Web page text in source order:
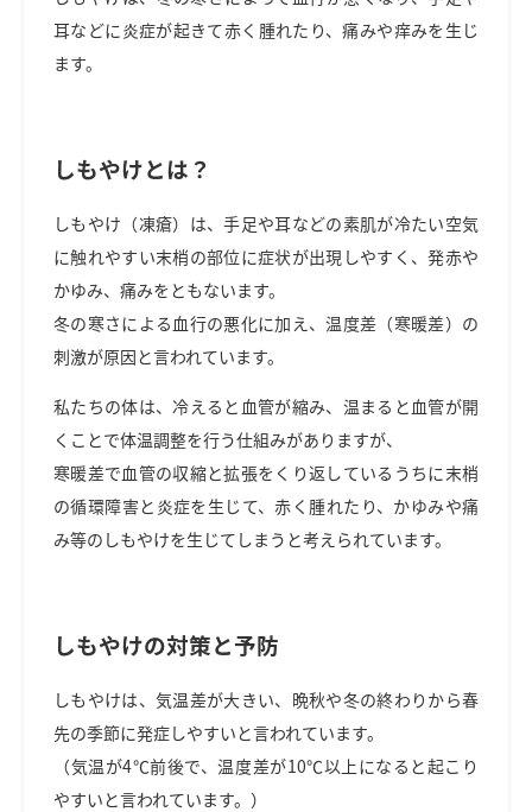
耳などに炎症が起きて赤く腫れたり、痛みや痒みを生じ
ます。
しもやけとは？
しもやけ（凍瘡）は、手足や耳などの素肌が冷たい空気
に触れやすい末梢の部位に症状が出現しやすく、発赤や
かゆみ、痛みをともないます。
冬の寒さによる血行の悪化に加え、温度差（寒暖差）の
刺激が原因と言われています。
私たちの体は、冷えると血管が縮み、温まると血管が開
くことで体温調整を行う仕組みがありますが、
寒暖差で血管の収縮と拡張をくり返しているうちに末梢
の循環障害と炎症を生じて、赤く腫れたり、かゆみや痛
み等のしもやけを生じてしまうと考えられています。
しもやけの対策と予防
しもやけは、気温差が大きい、晩秋や冬の終わりから春
先の季節に発症しやすいと言われています。
（気温が4℃前後で、温度差が10℃以上になると起こり
やすいと言われています。）